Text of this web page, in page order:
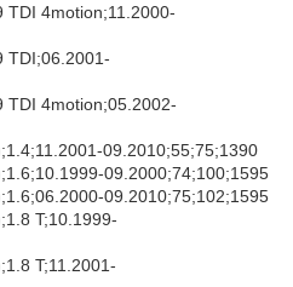
TDI 4motion;11.2000-
TDI;06.2001-
TDI 4motion;05.2002-
09.2010;55;75;1390
09.2000;74;100;1595
09.2010;75;102;1595
T;10.1999-
T;11.2001-